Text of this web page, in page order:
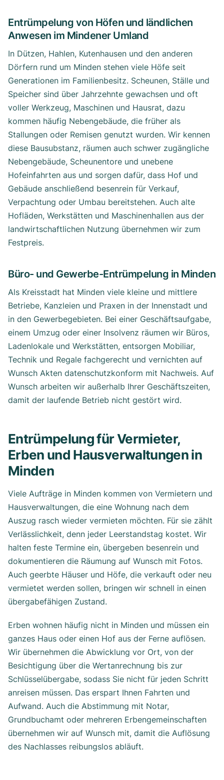
Entrümpelung von Höfen und ländlichen
Anwesen im Mindener Umland
In Dützen, Hahlen, Kutenhausen und den anderen
Dörfern rund um Minden stehen viele Höfe seit
Generationen im Familienbesitz. Scheunen, Ställe und
Speicher sind über Jahrzehnte gewachsen und oft
voller Werkzeug, Maschinen und Hausrat, dazu
kommen häufig Nebengebäude, die früher als
Stallungen oder Remisen genutzt wurden. Wir kennen
diese Bausubstanz, räumen auch schwer zugängliche
Nebengebäude, Scheunentore und unebene
Hofeinfahrten aus und sorgen dafür, dass Hof und
Gebäude anschließend besenrein für Verkauf,
Verpachtung oder Umbau bereitstehen. Auch alte
Hofläden, Werkstätten und Maschinenhallen aus der
landwirtschaftlichen Nutzung übernehmen wir zum
Festpreis.
Büro- und Gewerbe-Entrümpelung in Minden
Als Kreisstadt hat Minden viele kleine und mittlere
Betriebe, Kanzleien und Praxen in der Innenstadt und
in den Gewerbegebieten. Bei einer Geschäftsaufgabe,
einem Umzug oder einer Insolvenz räumen wir Büros,
Ladenlokale und Werkstätten, entsorgen Mobiliar,
Technik und Regale fachgerecht und vernichten auf
Wunsch Akten datenschutzkonform mit Nachweis. Auf
Wunsch arbeiten wir außerhalb Ihrer Geschäftszeiten,
damit der laufende Betrieb nicht gestört wird.
Entrümpelung für Vermieter,
Erben und Hausverwaltungen in
Minden
Viele Aufträge in Minden kommen von Vermietern und
Hausverwaltungen, die eine Wohnung nach dem
Auszug rasch wieder vermieten möchten. Für sie zählt
Verlässlichkeit, denn jeder Leerstandstag kostet. Wir
halten feste Termine ein, übergeben besenrein und
dokumentieren die Räumung auf Wunsch mit Fotos.
Auch geerbte Häuser und Höfe, die verkauft oder neu
vermietet werden sollen, bringen wir schnell in einen
übergabefähigen Zustand.
Erben wohnen häufig nicht in Minden und müssen ein
ganzes Haus oder einen Hof aus der Ferne auflösen.
Wir übernehmen die Abwicklung vor Ort, von der
Besichtigung über die Wertanrechnung bis zur
Schlüsselübergabe, sodass Sie nicht für jeden Schritt
anreisen müssen. Das erspart Ihnen Fahrten und
Aufwand. Auch die Abstimmung mit Notar,
Grundbuchamt oder mehreren Erbengemeinschaften
übernehmen wir auf Wunsch mit, damit die Auflösung
des Nachlasses reibungslos abläuft.